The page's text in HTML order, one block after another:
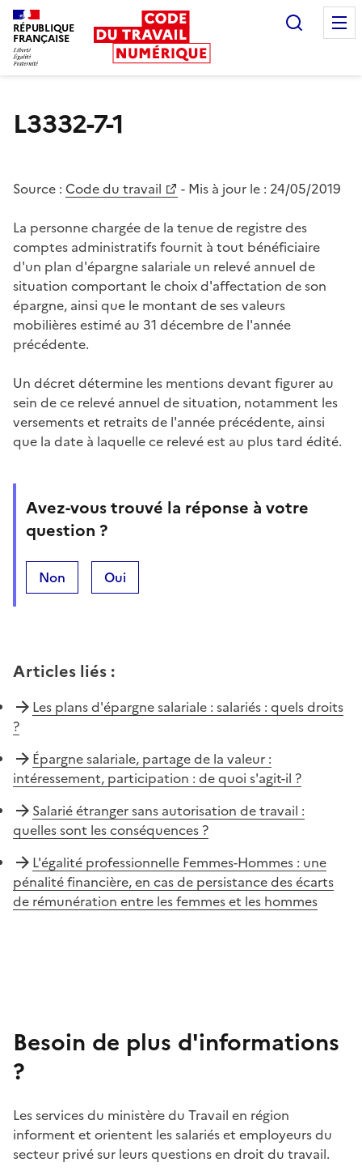
RÉPUBLIQUE
FRANÇAISE
L3332-7-1
Source : Code du travail - Mis à jour le : 24/05/2019
La personne chargée de la tenue de registre des
comptes administratifs fournit à tout bénéficiaire
d'un plan d'épargne salariale un relevé annuel de
situation comportant le choix d'affectation de son
épargne, ainsi que le montant de ses valeurs
mobilières estimé au 31 décembre de l'année
précédente.
Un décret détermine les mentions devant figurer au
sein de ce relevé annuel de situation, notamment les
versements et retraits de l'année précédente, ainsi
que la date à laquelle ce relevé est au plus tard édité.
Avez-vous trouvé la réponse à votre
question ?
Non Oui
Articles liés :
Les plans d'épargne salariale : salariés : quels droits
?
Épargne salariale, partage de la valeur :
intéressement, participation : de quoi s'agit-il ?
Salarié étranger sans autorisation de travail :
quelles sont les conséquences ?
L'égalité professionnelle Femmes-Hommes : une
pénalité financière, en cas de persistance des écarts
de rémunération entre les femmes et les hommes
Besoin de plus d'informations
?
Les services du ministère du Travail en région
informent et orientent les salariés et employeurs du
secteur privé sur leurs questions en droit du travail.